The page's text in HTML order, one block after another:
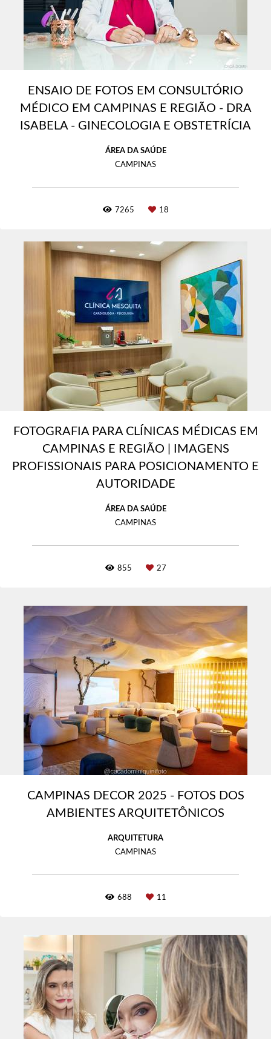
ENSAIO DE FOTOS EM CONSULTÓRIO
MÉDICO EM CAMPINAS E REGIÃO - DRA
ISABELA - GINECOLOGIA E OBSTETRÍCIA
ÁREA DA SAÚDE
CAMPINAS
7265 18
FOTOGRAFIA PARA CLÍNICAS MÉDICAS EM
CAMPINAS E REGIÃO | IMAGENS
PROFISSIONAIS PARA POSICIONAMENTO E
AUTORIDADE
ÁREA DA SAÚDE
CAMPINAS
855 27
CAMPINAS DECOR 2025 - FOTOS DOS
AMBIENTES ARQUITETÔNICOS
ARQUITETURA
CAMPINAS
688 11